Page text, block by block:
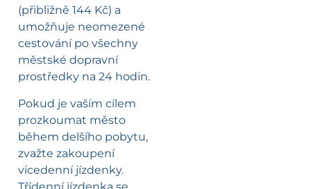
(přibližně 144 Kč) a
umožňuje neomezené
cestování po všechny
městské dopravní
prostředky na 24 hodin.
Pokud je vaším cílem
prozkoumat město
během delšího pobytu,
zvažte zakoupení
vícedenní jízdenky.
Třídenní jízdenka se